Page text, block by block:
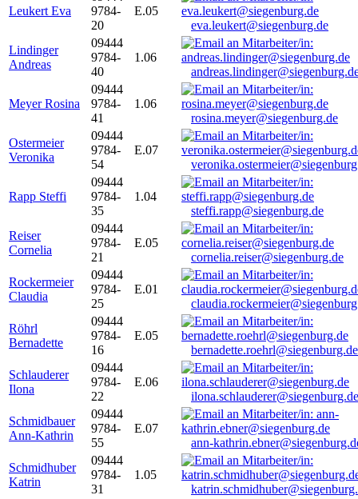
Leukert Eva
9784-
20
E.05
eva.leukert@siegenburg.de
Lindinger
Andreas
09444
9784-
40
1.06
Meyer Rosina
09444
9784-
41
1.06
rosina.meyer@siegenburg.de
Ostermeier
Veronika
09444
9784-
54
E.07
Rapp Steffi
09444
9784-
35
1.04
steffi.rapp@siegenburg.de
Reiser
Cornelia
09444
9784-
21
E.05
cornelia.reiser@siegenburg.de
Rockermeier
Claudia
09444
9784-
25
E.01
Röhrl
Bernadette
09444
9784-
16
E.05
bernadette.roehrl@siegenburg.de
Schlauderer
Ilona
09444
9784-
22
E.06
ilona.schlauderer@siegenburg.de
Schmidbauer
Ann-Kathrin
09444
9784-
55
E.07
ann-
Schmidhuber
Katrin
09444
9784-
31
1.05